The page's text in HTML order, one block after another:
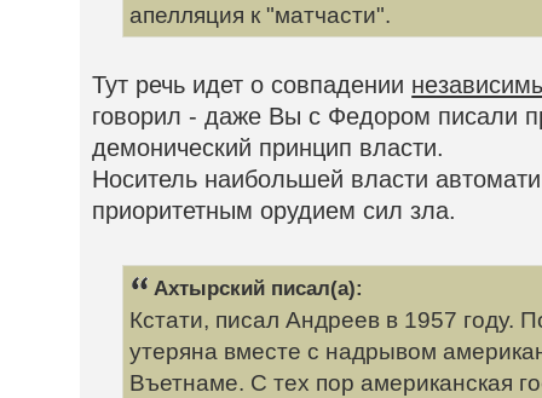
апелляция к "матчасти".
Тут речь идет о совпадении
говорил - даже Вы с Федором писали
демонический принцип власти.
Носитель наибольшей власти
приоритетным орудием сил зла.
Ахтырский писал(а):
Кстати, писал Андреев в 1957 году.
утеряна вместе с надрывом
Въетнаме. С тех пор американская